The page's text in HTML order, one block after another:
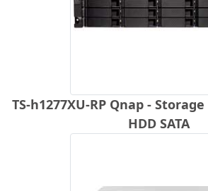
TS-h1277XU-RP Qnap -
HDD SATA